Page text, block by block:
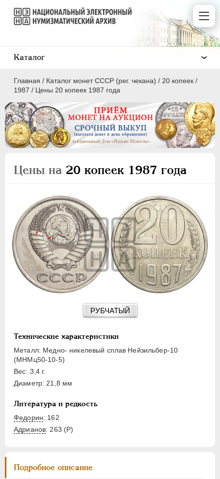
Главная / Каталог монет СССР (рег. чекана) / 20 копеек /
1987 / Цены 20 копеек 1987 года
Цены на 20 копеек 1987 года
РУБЧАТЫЙ
Технические характеристики
Металл: Медно- никелевый сплав Нейзильбер-10
(МНМц50-10-5)
Вес: 3,4 г.
Диаметр: 21,8 мм
Литература и редкость
Федорин: 162
Адрианов: 263 (Р)
Подробное описание
Каталог
ПОЛКОПЕЙКИ
2 КОПЕЙКИ
5 КОПЕЕК
10 КОПЕЕК
15 КОПЕЕК
20 КОПЕЕК
50 КОПЕЕК
ПОЛТИННИК
1 РУБЛЬ
10 РУБЛЕЙ
ЧЕРВОНЕЦ